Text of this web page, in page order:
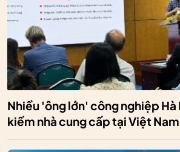
Nhiều 'ông lớn' công nghiệp Hà
kiếm nhà cung cấp tại Việt Nam